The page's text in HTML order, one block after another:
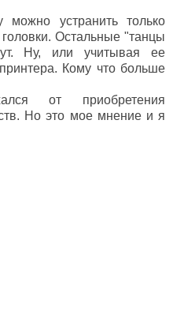
устранить только
Остальные "танцы
Ну, или учитывая ее
Кому что больше
от приобретения
Но это мое мнение и я